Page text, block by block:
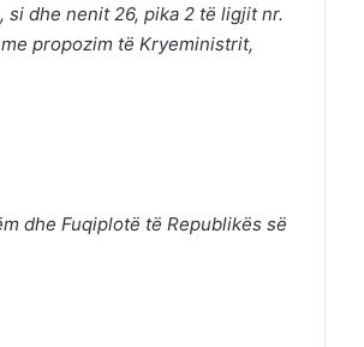
si dhe nenit 26, pika 2 të ligjit nr.
propozim të Kryeministrit,
dhe Fuqiplotë të Republikës së